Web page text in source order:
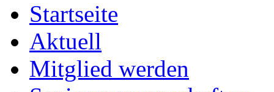
Startseite
Aktuell
Mitglied werden